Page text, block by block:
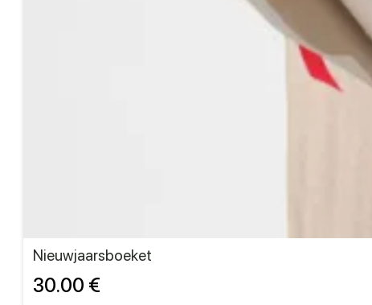
Nieuwjaarsboeket
30.00 €